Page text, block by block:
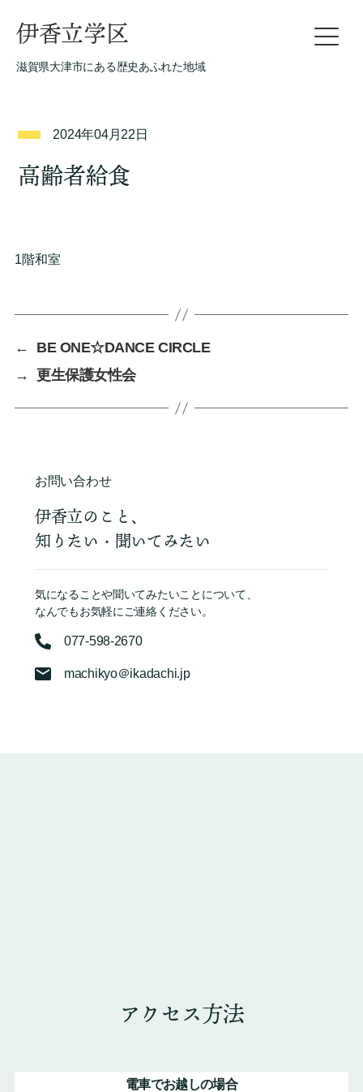
伊香立学区
滋賀県大津市にある歴史あふれた地域
2024年04月22日
高齢者給食
1階和室
←
BE ONE☆DANCE CIRCLE
→
更生保護女性会
お問い合わせ
伊香立のこと、
知りたい・聞いてみたい
気になることや聞いてみたいことについて、
なんでもお気軽にご連絡ください。
077-598-2670
machikyo＠ikadachi.jp
アクセス方法
電車でお越しの場合